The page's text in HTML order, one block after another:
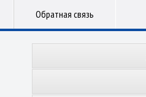
Обратная связь